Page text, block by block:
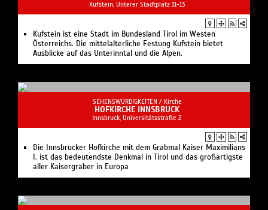
Kufstein, Unterer Stadtplatz 11-13
Kufstein ist eine Stadt im Bundesland Tirol im Westen
Österreichs. Die mittelalterliche Festung Kufstein bietet
Ausblicke auf das Unterinntal und die Alpen.
SEHENSWÜRDIGKEITEN / Kirche
HOFKIRCHE INNSBRUCK
Innsbruck, Universitätsstraße 2
Die Innsbrucker Hofkirche mit dem Grabmal Kaiser Maximilians
I. ist das bedeutendste Denkmal in Tirol und das großartigste
aller Kaisergräber in Europa